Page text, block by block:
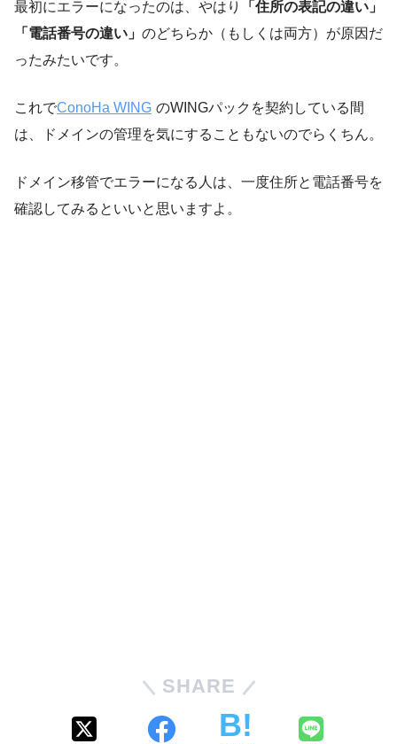
最初にエラーになったのは、やはり
「住所の表記の違い」
「電話番号の違い」 のどちらか（もしくは両方）が原因だ
ったみたいです。
これでConoHa WING のWINGパックを契約している間
は、ドメインの管理を気にすることもないのでらくちん。
ドメイン移管でエラーになる人は、一度住所と電話番号を
確認してみるといいと思いますよ。
SHARE